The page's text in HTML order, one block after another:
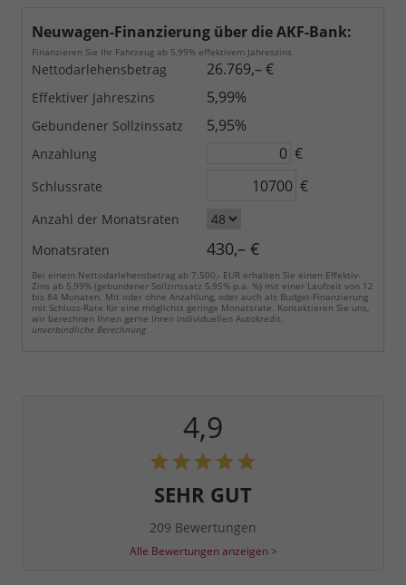
Neuwagen-Finanzierung über die AKF-Bank:
Finanzieren Sie Ihr Fahrzeug ab 5,99% effektivem Jahreszins
Nettodarlehensbetrag 26.769,– €
Effektiver Jahreszins 5,99%
Gebundener Sollzinssatz 5,95%
Anzahlung €
Schlussrate €
Anzahl der Monatsraten
Monatsraten
430,– €
Bei einem Nettodarlehensbetrag ab 7.500,- EUR erhalten Sie einen Effektiv-
Zins ab 5,99% (gebundener Sollzinssatz 5,95% p.a. %) mit einer Laufzeit von 12
bis 84 Monaten. Mit oder ohne Anzahlung, oder auch als Budget-Finanzierung
mit Schluss-Rate für eine möglichst geringe Monatsrate. Kontaktieren Sie uns,
wir berechnen Ihnen gerne Ihren individuellen Autokredit.
unverbindliche Berechnung
4,9
SEHR GUT
209 Bewertungen
Alle Bewertungen anzeigen >